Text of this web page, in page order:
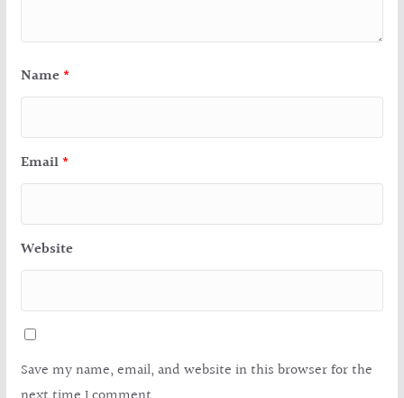
Name *
Email *
Website
Save my name, email, and website in this browser for the